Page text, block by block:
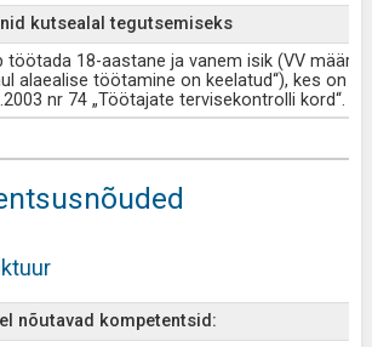
kutsealal tegutsemiseks
töötada 18-aastane ja vanem isik (VV
alaealise töötamine on keelatud“), kes on
nr 74 „Töötajate tervisekontrolli kord“.
nõutavad kompetentsid: